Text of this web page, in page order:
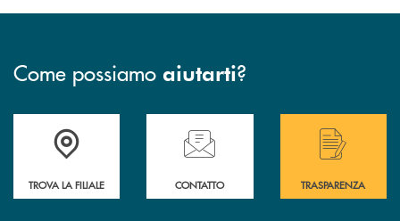
Come possiamo aiutarti?
Accedi all' elenco completo delle filiali di Bcc San Marzano.
TROVA LA FILIALE
Hai bisogno di assistenza immediata?
CONTATTO
Hai bisogno di
TRASPARENZA